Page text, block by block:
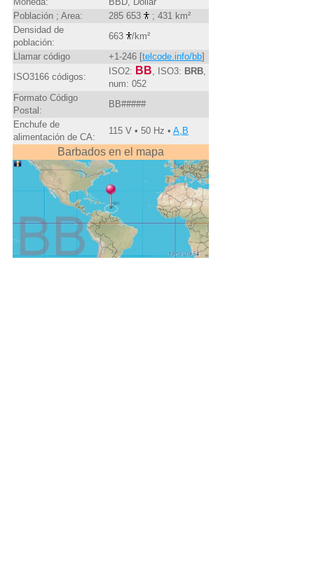
Población ; Area:
285 653
; 431 km²
Densidad de
población:
663
/km²
Llamar código
+1-246 [telcode.info/bb]
ISO3166 códigos:
ISO2: BB , ISO3: BRB,
num: 052
Formato Código
Postal:
BB#####
Enchufe de
alimentación de CA:
115 V • 50 Hz • A,B
Barbados en el mapa